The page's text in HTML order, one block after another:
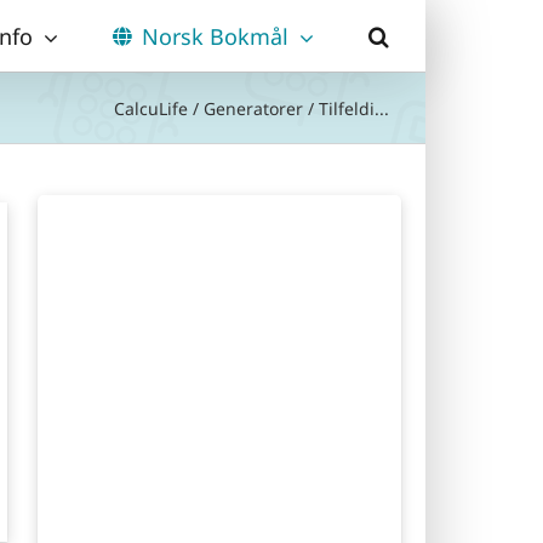
Norsk Bokmål
CalcuLife / Generatorer / Tilfeldi...